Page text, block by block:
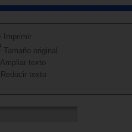
Imprimir
Tamaño original
Ampliar texto
Reducir texto